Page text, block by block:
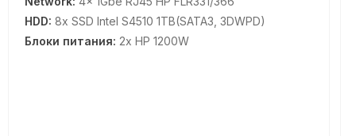
HDD: 8x SSD Intel S4510 1TB(SATA3, 3DWPD)
Блоки питания: 2x HP 1200W